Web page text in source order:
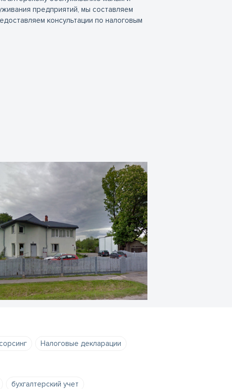
предприятий, мы составляем
консультации по налоговым
Налоговые декларации
бухгалтерский учет